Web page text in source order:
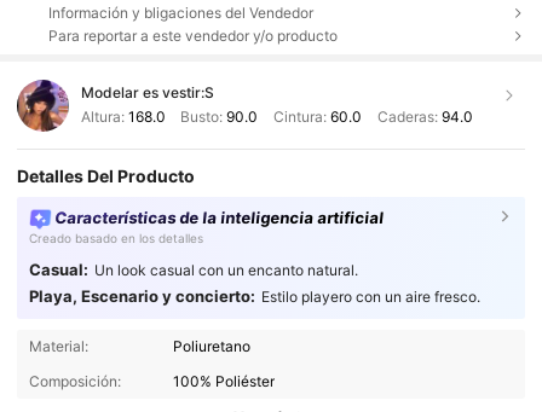
Información y bligaciones del Vendedor
Para reportar a este vendedor y/o producto
Modelar es vestir:S
Altura: 168.0 Busto:90.0 Cintura: 60.0 Caderas: 94.0
Detalles Del Producto
Características de la inteligencia artificial
Creado basado en los detalles
Casual: Un look casual con un encanto natural.
Playa, Escenario y concierto: Estilo playero con un aire fresco.
Material:
Poliuretano
Composición:
100% Poliéster